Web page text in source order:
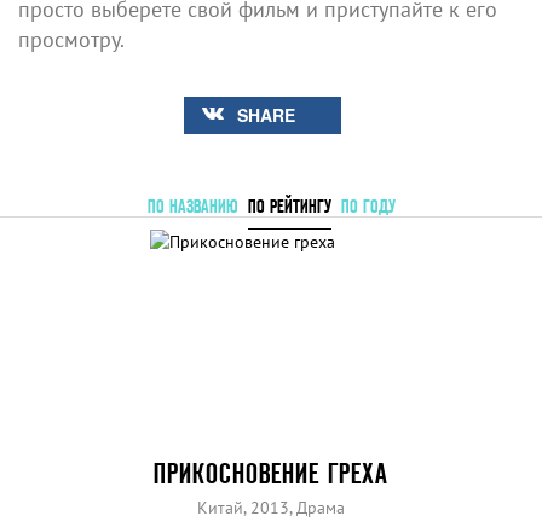
просто выберете свой фильм и приступайте к его
просмотру.
SHARE
ПО НАЗВАНИЮ ПО РЕЙТИНГУ ПО ГОДУ
ПРИКОСНОВЕНИЕ ГРЕХА
Китай, 2013, Драма